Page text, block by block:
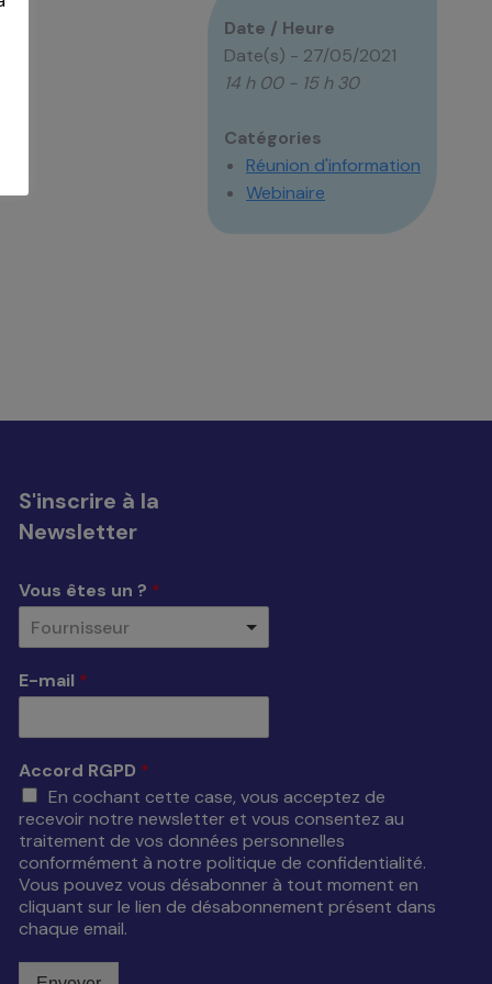
Date / Heure
Date(s) - 27/05/2021
14 h 00 - 15 h 30
Catégories
Réunion d'information
Webinaire
S'inscrire à la
Newsletter
Vous êtes un ? *
Fournisseur
E-mail *
Accord RGPD *
En cochant cette case, vous acceptez de
recevoir notre newsletter et vous consentez au
traitement de vos données personnelles
conformément à notre politique de confidentialité.
Vous pouvez vous désabonner à tout moment en
cliquant sur le lien de désabonnement présent dans
chaque email.